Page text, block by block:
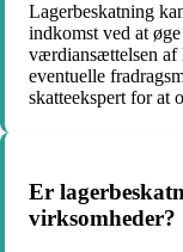
Lagerbeskatning
indkomst ved at
værdiansættelsen af
eventuelle
skatteekspert for at
Er
virksomheder?